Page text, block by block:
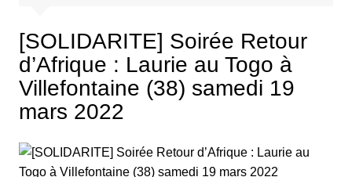
[SOLIDARITE] Soirée Retour
d’Afrique : Laurie au Togo à
Villefontaine (38) samedi 19
mars 2022